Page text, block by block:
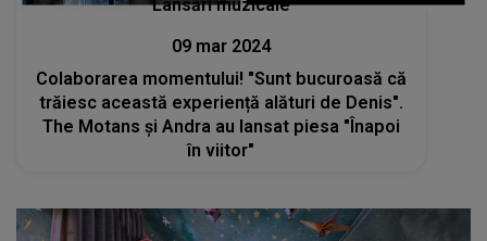
Lansări muzicale
09 mar 2024
Colaborarea momentului! "Sunt bucuroasă că
trăiesc această experiență alături de Denis".
The Motans și Andra au lansat piesa "Înapoi
în viitor"